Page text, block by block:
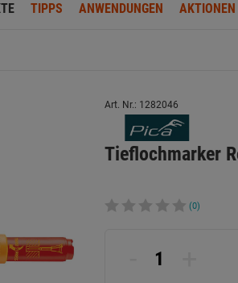
TIPPS ANWENDUNGEN AKTIONEN
Art. Nr.: 1282046
Tieflochmarker
(0)